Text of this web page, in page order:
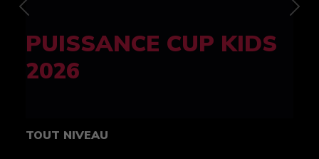
FELINE CUP 100%
féminine
TOUT NIVEAU
Previous Next